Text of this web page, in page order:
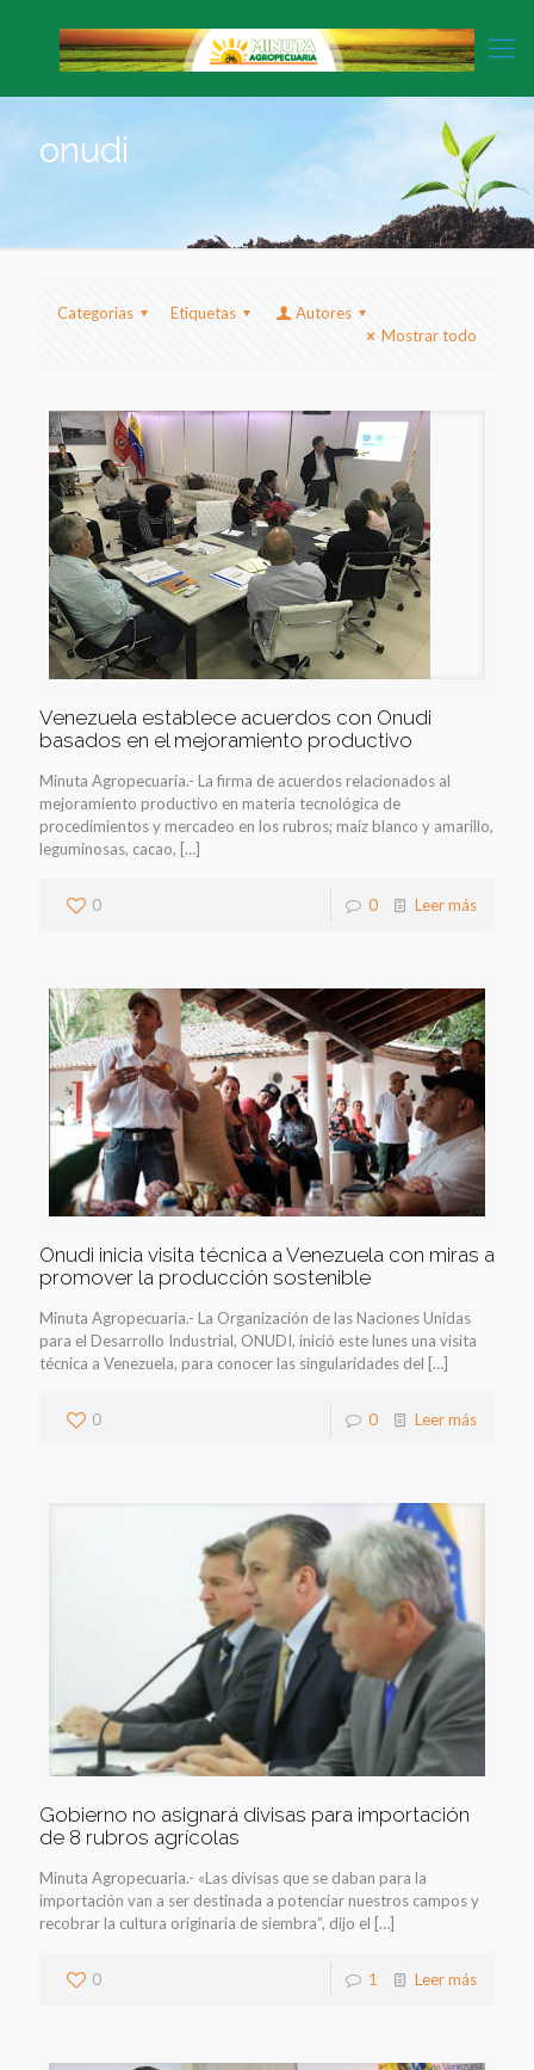
onudi
Categorias Etiquetas
Autores
Mostrar todo
Venezuela establece acuerdos con Onudi
basados en el mejoramiento productivo
Minuta Agropecuaria.- La firma de acuerdos relacionados al
mejoramiento productivo en materia tecnológica de
procedimientos y mercadeo en los rubros; maíz blanco y amarillo,
leguminosas, cacao, […]
0 0 Leer más
Onudi inicia visita técnica a Venezuela con miras a
promover la producción sostenible
Minuta Agropecuaria.- La Organización de las Naciones Unidas
para el Desarrollo Industrial, ONUDI, inició este lunes una visita
técnica a Venezuela, para conocer las singularidades del […]
0 0 Leer más
Gobierno no asignará divisas para importación
de 8 rubros agrícolas
Minuta Agropecuaria.- «Las divisas que se daban para la
importación van a ser destinada a potenciar nuestros campos y
recobrar la cultura originaria de siembra”, dijo el […]
0 1 Leer más